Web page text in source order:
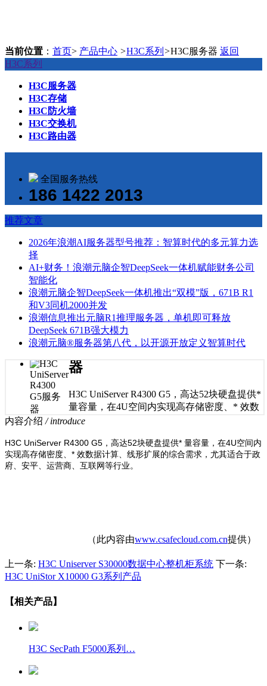
当前位置 ： 首页> 产品中心 >H3C系列 >H3C服务器 返回
H3C系列
H3C服务器
H3C存储
H3C防火墙
H3C交换机
H3C路由器
全国服务热线
186 1422 2013
推荐文章
2026年浪潮AI服务器型号推荐：智算时代的多元算力选
择
AI+财务！浪潮元脑企智DeepSeek一体机赋能财务公司
智能化
浪潮元脑企智DeepSeek一体机推出“双模”版，671B R1
和V3同机2000并发
浪潮信息推出元脑R1推理服务器，单机即可释放
DeepSeek 671B强大模力
浪潮元脑®服务器第八代，以开源开放定义智算时代
H3C UniServer R4300 G5服务
器
H3C UniServer R4300 G5，高达52块硬盘提供*
量容量，在4U空间内实现高存储密度、* 效数
据计算、线形扩展的综合需求，尤其适合于政
内容介绍 / introduce
H3C UniServer R4300 G5，高达52块硬盘提供* 量容量，在4U空间内
实现高存储密度、* 效数据计算、线形扩展的综合需求，尤其适合于政
府、安平、运营商、互联网等行业。
（此内容由www.csafecloud.com.cn提供）
上一条: H3C Uniserver S30000数据中心整机柜系统 下一条:
H3C UniStor X10000 G3系列产品
【相关产品】
H3C SecPath F5000系列…